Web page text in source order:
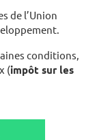
de l’Union
conditions,
(impôt sur les